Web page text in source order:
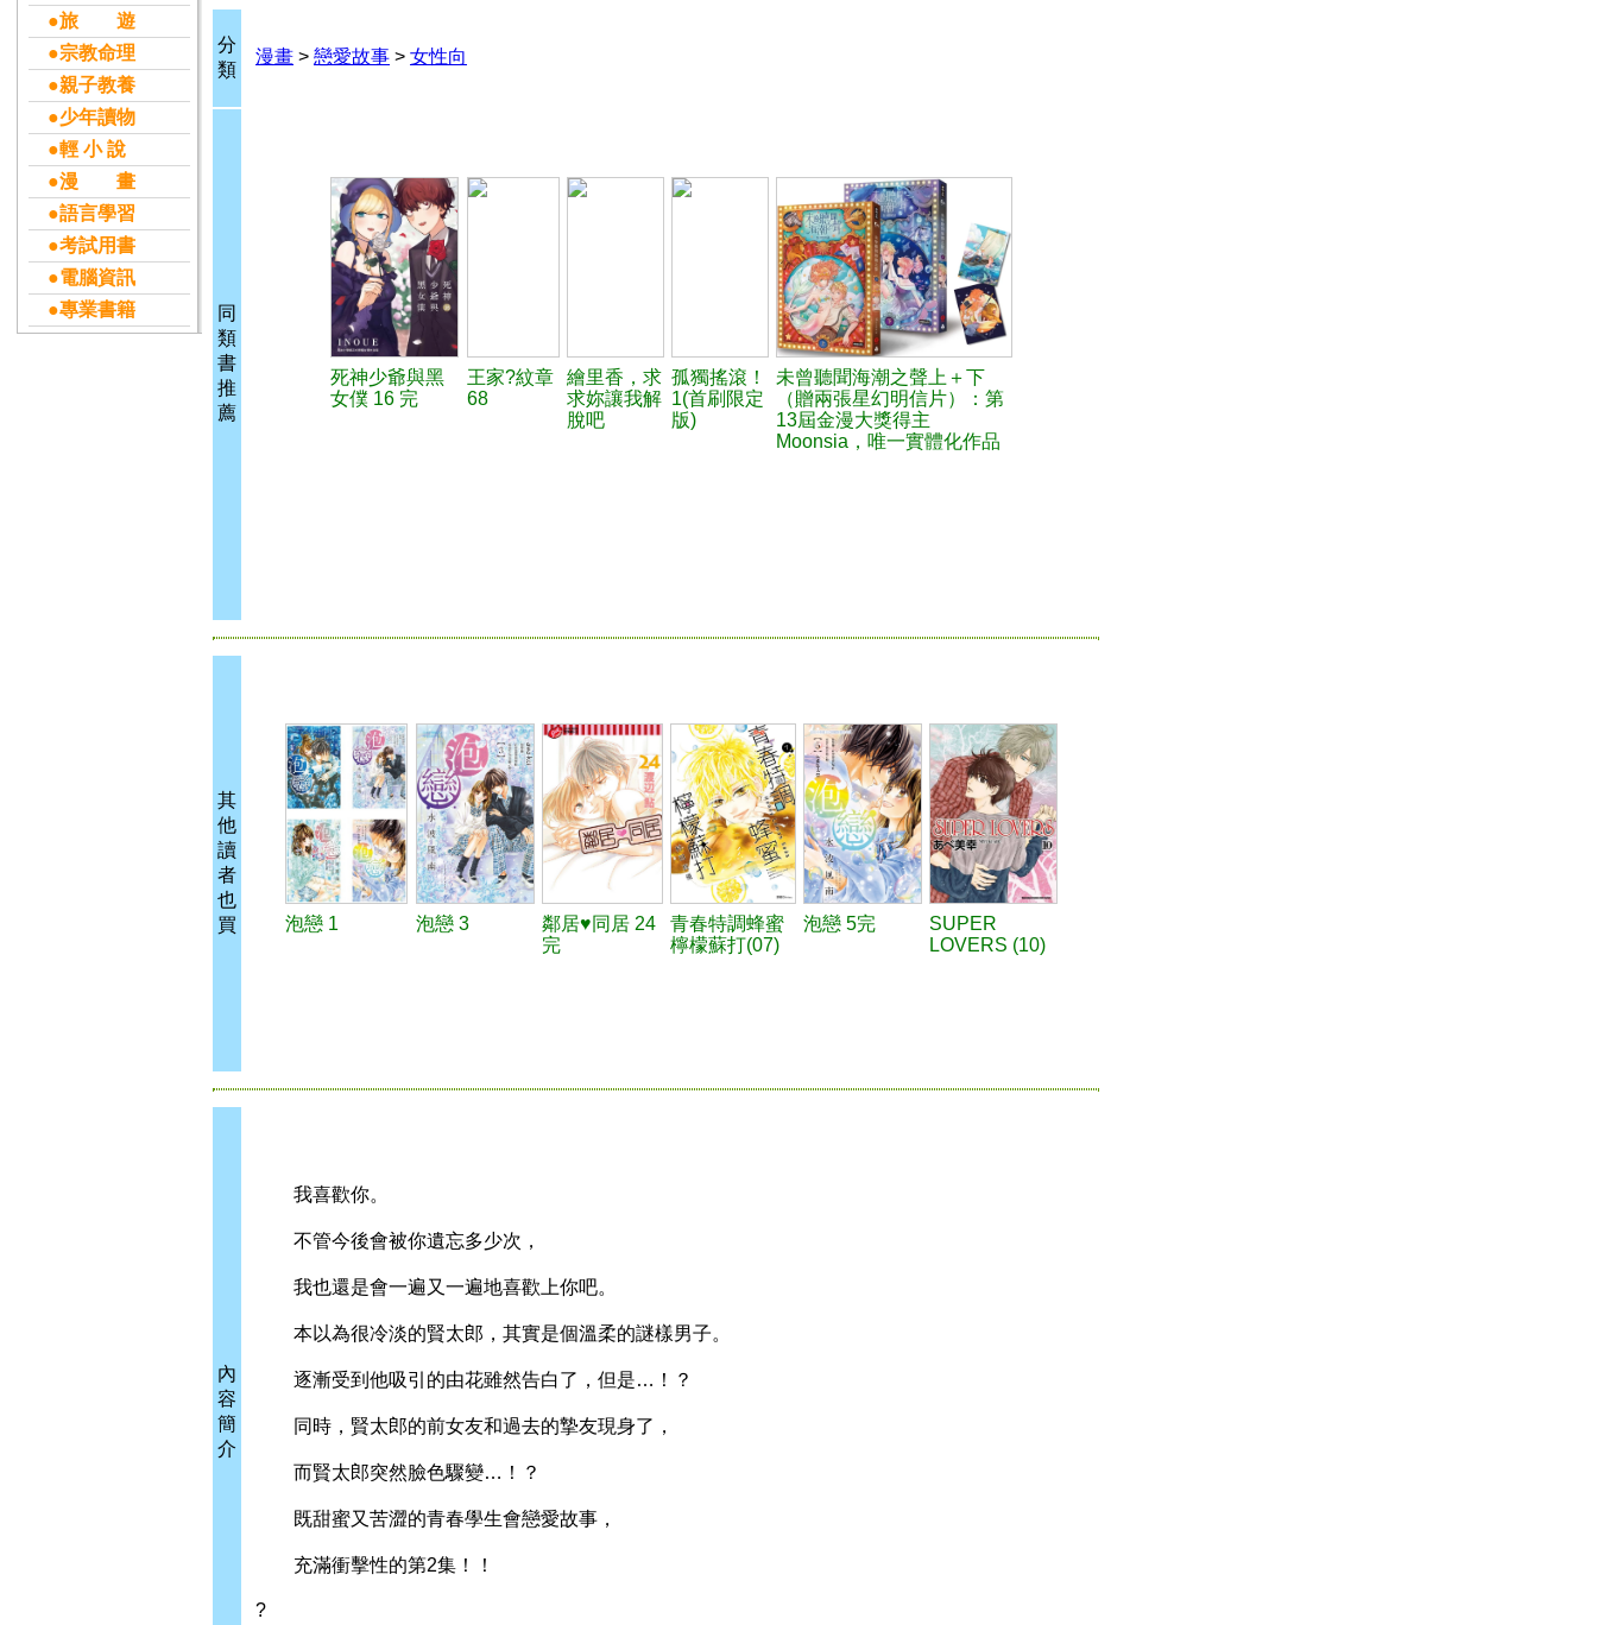
●旅 遊
●宗教命理
●親子教養
●少年讀物
●輕 小 說
●漫 畫
●語言學習
●考試用書
●電腦資訊
●專業書籍
分
類
漫畫 > 戀愛故事 > 女性向
同
類
書
推
薦
死神少爺與黑
女僕 16 完
王家?紋章
68
繪里香，求
求妳讓我解
脫吧
孤獨搖滾！
1(首刷限定
版)
未曾聽聞海潮之聲上＋下
（贈兩張星幻明信片）：第
13屆金漫大獎得主
Moonsia，唯一實體化作品
其
他
讀
者
也
買
泡戀 1 泡戀 3
鄰居♥同居 24
完
青春特調蜂蜜
檸檬蘇打(07)
泡戀 5完
SUPER
LOVERS (10)
內
容
簡
介
我喜歡你。
不管今後會被你遺忘多少次，
我也還是會一遍又一遍地喜歡上你吧。
本以為很冷淡的賢太郎，其實是個溫柔的謎樣男子。
逐漸受到他吸引的由花雖然告白了，但是…！？
同時，賢太郎的前女友和過去的摯友現身了，
而賢太郎突然臉色驟變…！？
既甜蜜又苦澀的青春學生會戀愛故事，
充滿衝擊性的第2集！！
?